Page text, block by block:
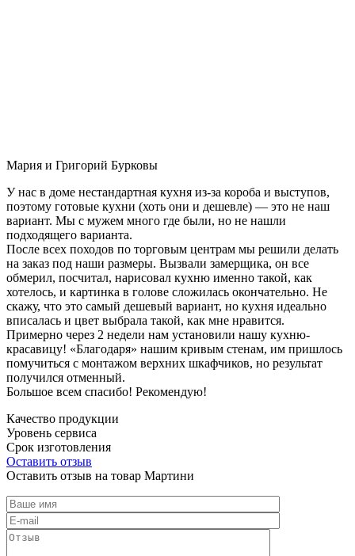
Мария и Григорий Бурковы
У нас в доме нестандартная кухня из-за короба и выступов,
поэтому готовые кухни (хоть они и дешевле) — это не наш
вариант. Мы с мужем много где были, но не нашли
подходящего варианта.
После всех походов по торговым центрам мы решили делать
на заказ под наши размеры. Вызвали замерщика, он все
обмерил, посчитал, нарисовал кухню именно такой, как
хотелось, и картинка в голове сложилась окончательно. Не
скажу, что это самый дешевый вариант, но кухня идеально
вписалась и цвет выбрала такой, как мне нравится.
Примерно через 2 недели нам установили нашу кухню-
красавицу! «Благодаря» нашим кривым стенам, им пришлось
помучиться с монтажом верхних шкафчиков, но результат
получился отменный.
Большое всем спасибо! Рекомендую!
Качество продукции
Уровень сервиса
Срок изготовления
Оставить отзыв
Оставить отзыв на товар Мартини